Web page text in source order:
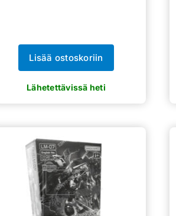
Lisää ostoskoriin